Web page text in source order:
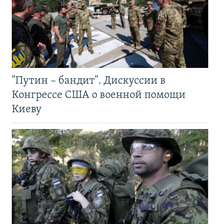
"Путин – бандит". Дискуссии в
Конгрессе США о военной помощи
Киеву